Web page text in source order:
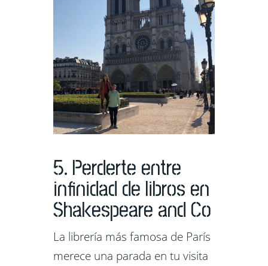
5. Perderte entre
infinidad de libros en
Shakespeare and Co
La librería más famosa de París
merece una parada en tu visita